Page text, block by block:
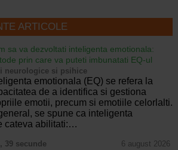
ARTICOLE
sa va dezvoltati inteligenta emotionala:
prin care va puteti imbunatati EQ-ul
neurologice si psihice
emotionala (EQ) se refera la
de a identifica si gestiona
emotii, precum si emotiile celorlalti.
se spune ca inteligenta
cateva abilitati:…
39 secunde 6 august 2026